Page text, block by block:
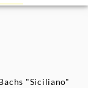
"Siciliano"